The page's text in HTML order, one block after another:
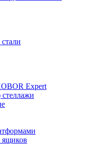
Expert
ящиков